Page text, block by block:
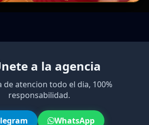
a la agencia
de atencion todo el dia, 100%
responsabilidad.
WhatsApp